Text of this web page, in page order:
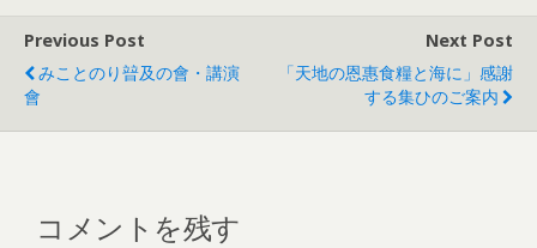
Previous Post
みことのり暜及の會・講演
會
Next Post
「天地の恩惠食糧と海に」感謝
する集ひのご案内
コメントを残す